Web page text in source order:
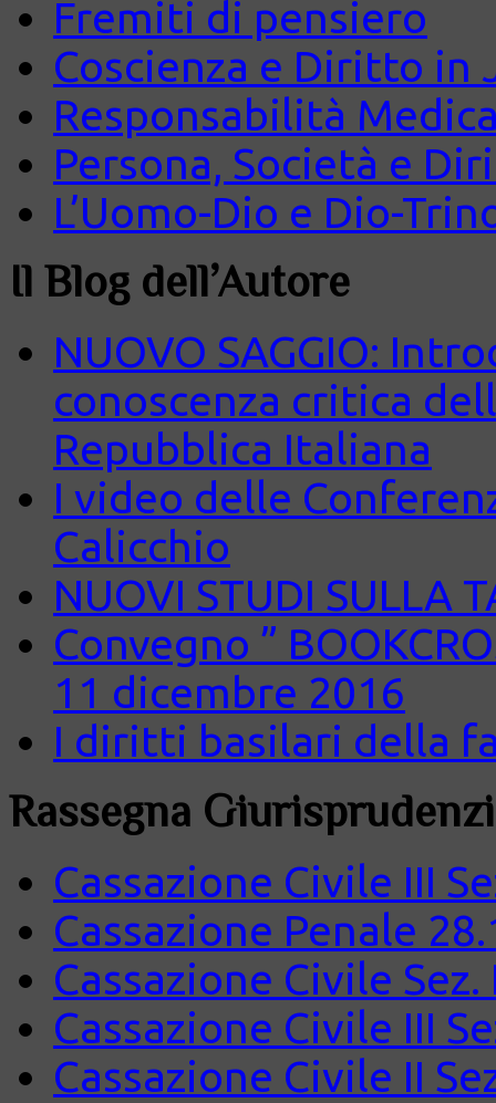
Fremiti di pensiero
Coscienza e Diritto in
Responsabilità
Persona, Società e
L’Uomo-Dio e Dio-
Il Blog dell’Autore
NUOVO SAGGIO:
conoscenza critica
Repubblica Italiana
I video delle
Calicchio
NUOVI STUDI SULLA
Convegno ”
11 dicembre 2016
I diritti basilari della
Rassegna
Cassazione Civile III
Cassazione Penale
Cassazione Civile
Cassazione Civile III
Cassazione Civile II